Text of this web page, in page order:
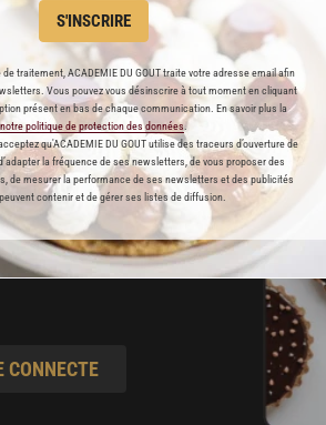
S'INSCRIRE
traitement, ACADEMIE DU GOUT traite votre adresse email afin
Vous pouvez vous désinscrire à tout moment en cliquant
présent en bas de chaque communication. En savoir plus la
notre politique de protection des données.
qu'ACADEMIE DU GOUT utilise des traceurs d’ouverture de
la fréquence de ses newsletters, de vous proposer des
de mesurer la performance de ses newsletters et des publicités
contenir et de gérer ses listes de diffusion.
CONNECTE